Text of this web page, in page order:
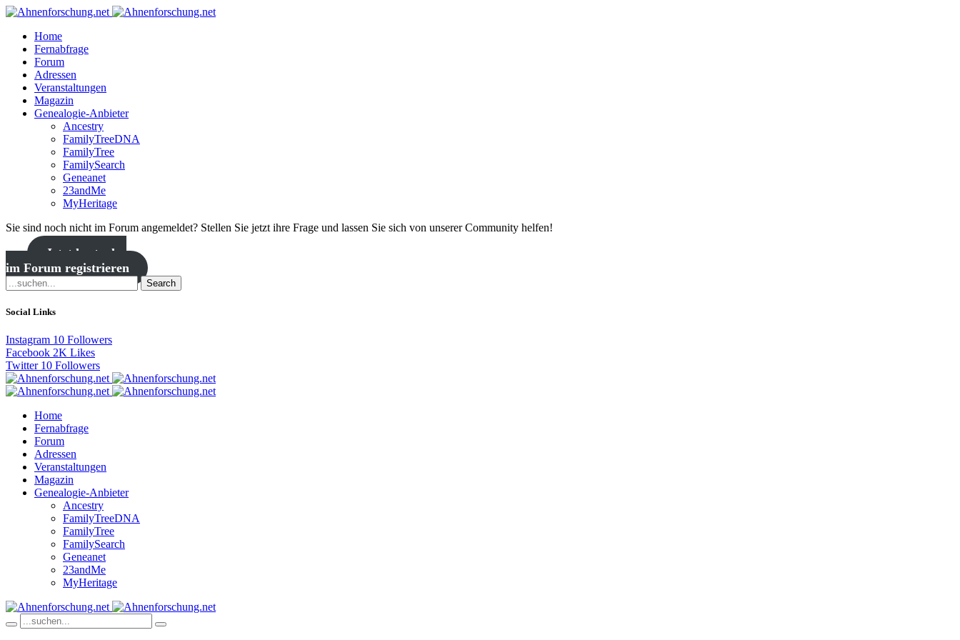
Home
Fernabfrage
Forum
Adressen
Veranstaltungen
Magazin
Genealogie-Anbieter
Ancestry
FamilyTreeDNA
FamilyTree
FamilySearch
Geneanet
23andMe
MyHeritage
Sie sind noch nicht im Forum angemeldet? Stellen Sie jetzt ihre Frage und lassen Sie sich von unserer Community helfen!
Jetzt kostenlos
im Forum registrieren
Search
Social Links
Instagram 10 Followers
Facebook 2K Likes
Twitter 10 Followers
Home
Fernabfrage
Forum
Adressen
Veranstaltungen
Magazin
Genealogie-Anbieter
Ancestry
FamilyTreeDNA
FamilyTree
FamilySearch
Geneanet
23andMe
MyHeritage